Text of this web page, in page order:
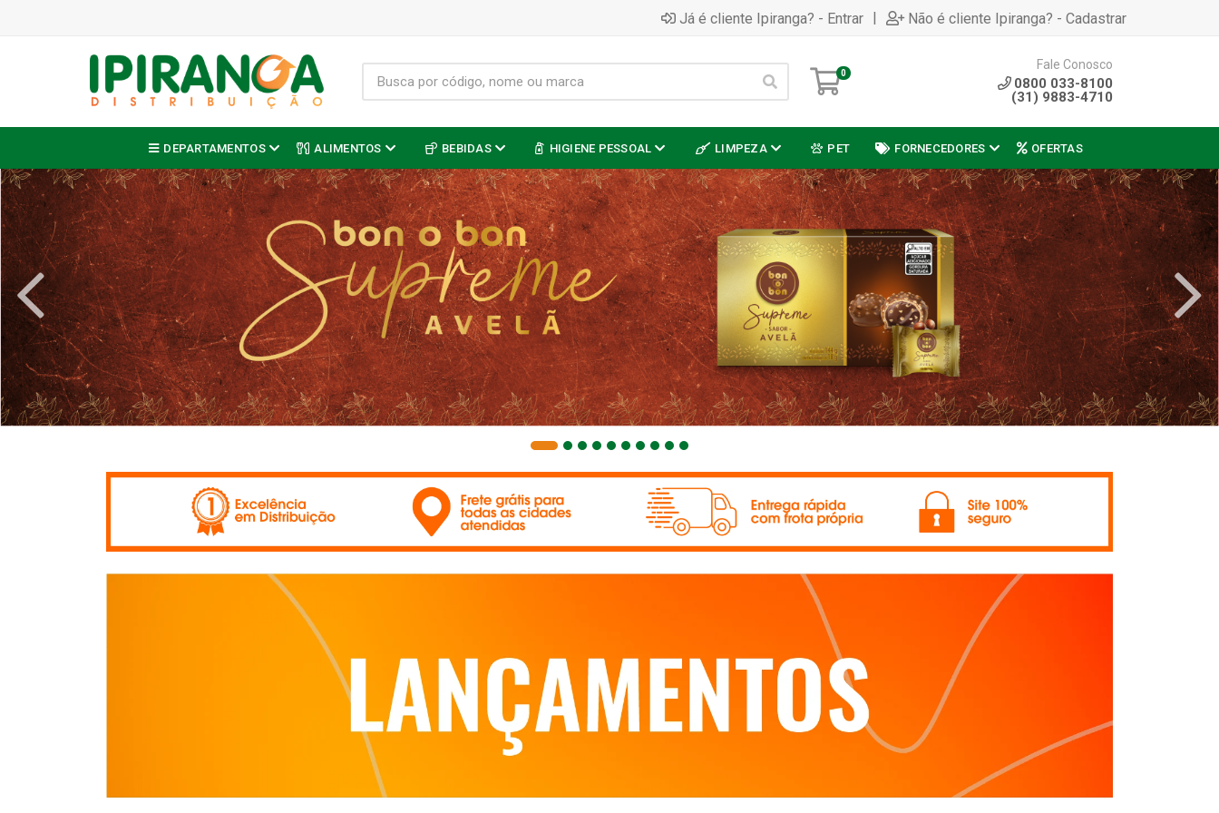
Já é cliente Ipiranga? - Entrar | Não é cliente Ipiranga? - Cadastrar
0
Fale Conosco
0800 033-8100
(31) 9883-4710
DEPARTAMENTOS ALIMENTOS BEBIDAS HIGIENE PESSOAL LIMPEZA PET FORNECEDORES OFERTAS